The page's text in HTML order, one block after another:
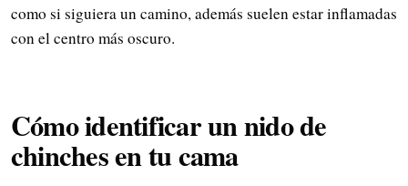
como si siguiera un camino, además suelen estar inflamadas
con el centro más oscuro.
Cómo identificar un nido de
chinches en tu cama